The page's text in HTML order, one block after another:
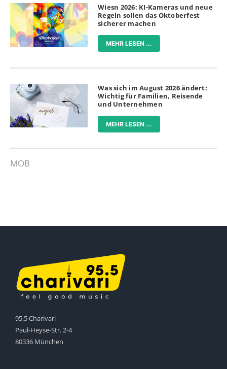
Wiesn 2026: KI-Kameras und neue
Regeln sollen das Oktoberfest
sicherer machen
MEHR LESEN ...
Was sich im August 2026 ändert:
Wichtig für Familien, Reisende
und Unternehmen
MEHR LESEN ...
MOB
95.5 Charivari
Paul-Heyse-Str. 2-4
80336 München